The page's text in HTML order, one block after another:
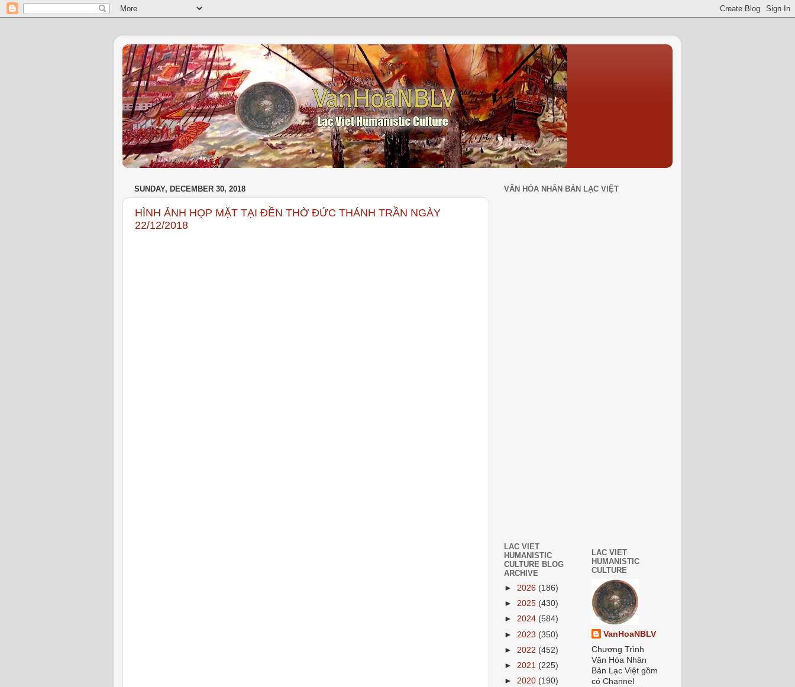
SUNDAY, DECEMBER 30, 2018
HÌNH ẢNH HỌP MẶT TẠI ĐỀN THỜ ĐỨC THÁNH TRẦN NGÀY
22/12/2018
VĂN HÓA NHÂN BẢN LẠC VIỆT
LAC VIET
HUMANISTIC
CULTURE BLOG
ARCHIVE
► 2026 (186)
► 2025 (430)
► 2024 (584)
► 2023 (350)
► 2022 (452)
► 2021 (225)
► 2020 (190)
LAC VIET
HUMANISTIC
CULTURE
VanHoaNBLV
Chương Trình
Văn Hóa Nhân
Bản Lạc Việt gồm
có Channel